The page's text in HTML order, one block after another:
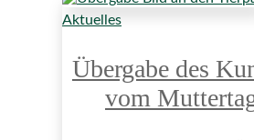
Aktuelles
Übergabe des
vom